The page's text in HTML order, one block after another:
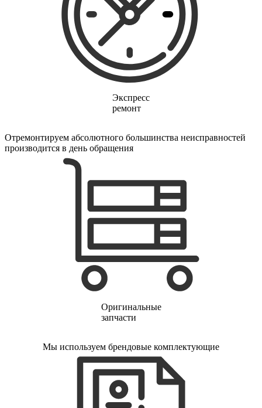
Экспресс
ремонт
Отремонтируем абсолютного большинства неисправностей
производится в день обращения
Оригинальные
запчасти
Мы используем брендовые комплектующие